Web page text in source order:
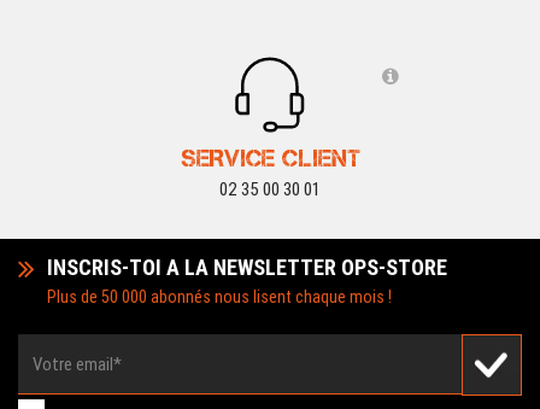
SERVICE CLIENT
02 35 00 30 01
INSCRIS-TOI A LA NEWSLETTER OPS-STORE
Plus de 50 000 abonnés nous lisent chaque mois !